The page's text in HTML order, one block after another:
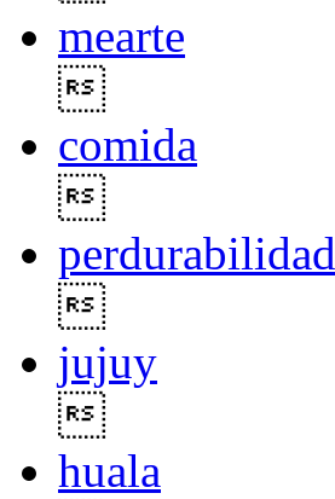
mearte
comida
perdurabilidad
jujuy
huala